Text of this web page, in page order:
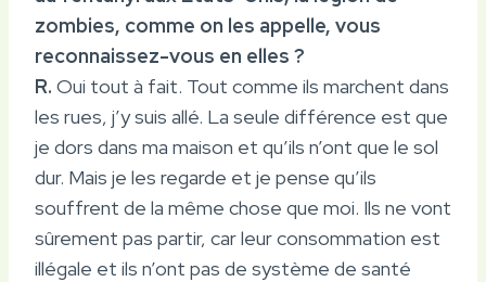
zombies, comme on les appelle, vous
reconnaissez-vous en elles ?
R. Oui tout à fait. Tout comme ils marchent dans
les rues, j’y suis allé. La seule différence est que
je dors dans ma maison et qu’ils n’ont que le sol
dur. Mais je les regarde et je pense qu’ils
souffrent de la même chose que moi. Ils ne vont
sûrement pas partir, car leur consommation est
illégale et ils n’ont pas de système de santé